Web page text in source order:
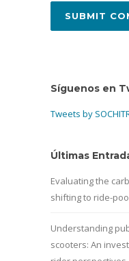
Síguenos en
Tweets by
Últimas
Evaluating the
shifting to ride-
Understanding
scooters: An